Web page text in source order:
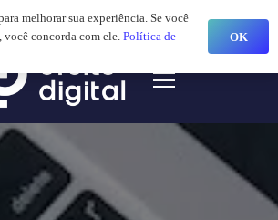
melhorar sua experiência. Se você
você concorda com ele. Política de
OK